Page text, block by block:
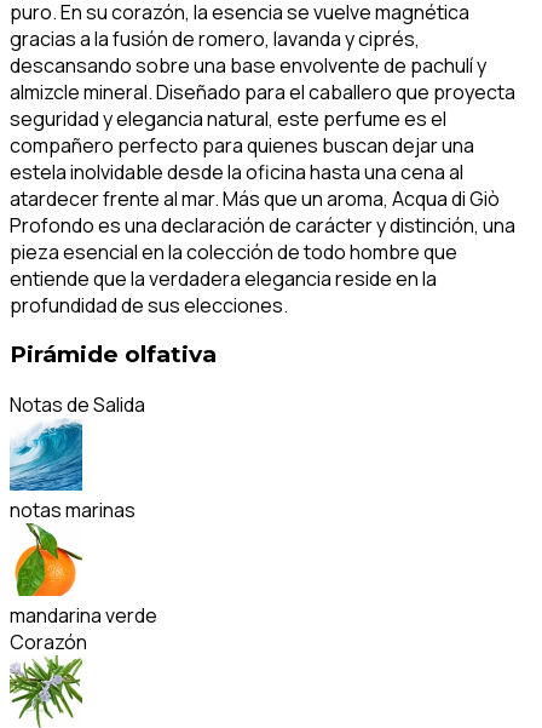
puro. En su corazón, la esencia se vuelve magnética
gracias a la fusión de romero, lavanda y ciprés,
descansando sobre una base envolvente de pachulí y
almizcle mineral. Diseñado para el caballero que proyecta
seguridad y elegancia natural, este perfume es el
compañero perfecto para quienes buscan dejar una
estela inolvidable desde la oficina hasta una cena al
atardecer frente al mar. Más que un aroma, Acqua di Giò
Profondo es una declaración de carácter y distinción, una
pieza esencial en la colección de todo hombre que
entiende que la verdadera elegancia reside en la
profundidad de sus elecciones.
Pirámide olfativa
Notas de Salida
notas marinas
mandarina verde
Corazón